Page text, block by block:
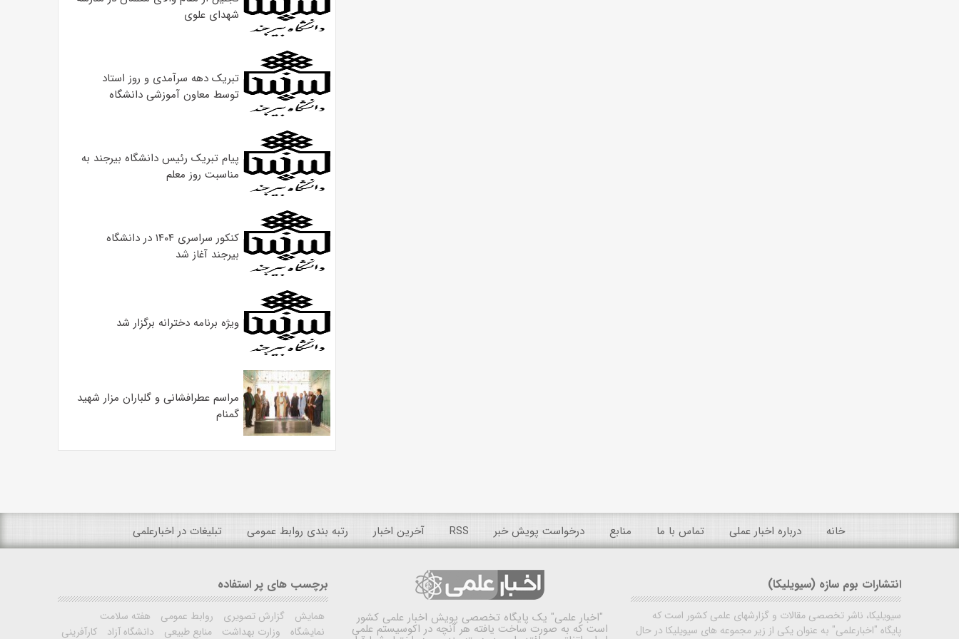
شهدای علوی
تبریک دهه سرآمدی و روز استاد
توسط معاون آموزشی دانشگاه
پیام تبریک رئیس دانشگاه بیرجند به
مناسبت روز معلم
کنکور سراسری ۱۴۰۴ در دانشگاه
بیرجند آغاز شد
ویژه برنامه دخترانه برگزار شد
مراسم عطرافشانی و گلباران مزار شهید
گمنام
خانه درباره اخبار عملی تماس با ما منابع درخواست پویش خبر RSS آخرین اخبار رتبه بندی روابط عمومی تبلیغات در اخبارعلمی
انتشارات بوم سازه (سیویلیکا)
سیویلیکا، ناشر تخصصی مقالات و گزارشهای علمی کشور است که
پایگاه "اخبارعلمی" به عنوان یکی از زیر مجموعه های سیویلیکا در حال
"اخبار علمی" یک پایگاه تخصصی پویش اخبار علمی کشور
است که به صورت ساخت یافته هر آنچه در اکوسیستم علمی
برچسب های پر استفاده
همایش گزارش تصویری روابط عمومی
هفته سلامت
نمایشگاه
وزارت بهداشت منابع طبیعی دانشگاه آزاد کارآفرینی